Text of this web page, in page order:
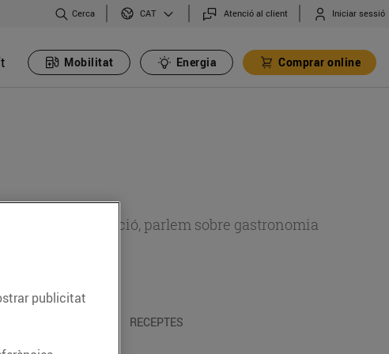
Cerca CAT Atenció al client Iniciar sessió
Mobilitat Energia Comprar online
sobre alimentació, parlem sobre gastronomia
RECEPTES
publicitat